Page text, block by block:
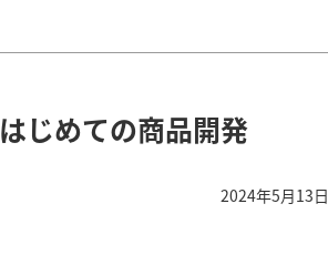
はじめての商品開発
2024年5月13日